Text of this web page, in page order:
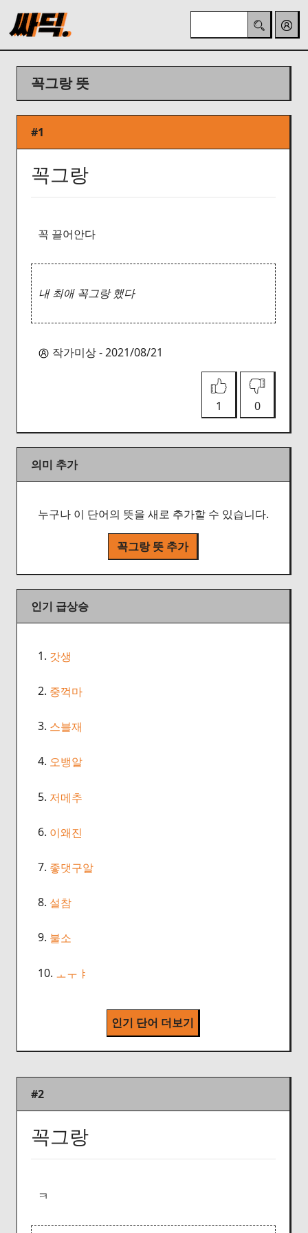
꼭그랑 뜻
#1
꼭그랑
꼭 끌어안다
내 최애 꼭그랑 했다
작가미상 - 2021/08/21
1 0
의미 추가
누구나 이 단어의 뜻을 새로 추가할 수 있습니다.
꼭그랑 뜻 추가
인기 급상승
1. 갓생
2. 중꺽마
3. 스블재
4. 오뱅알
5. 저메추
6. 이왜진
7. 좋댓구알
8. 설참
9. 불소
10. ㅗㅜㅑ
인기 단어 더보기
#2
꼭그랑
ㅋ